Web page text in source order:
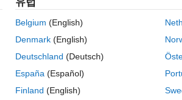
function as given in the document
Belgium (English)
Denmark (English)
Deutschland (Deutsch)
España (Español)
Finland (English)